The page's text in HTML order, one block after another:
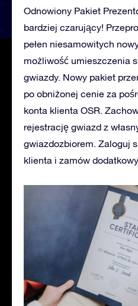
Odnowiony Pakiet
bardziej czarujący!
pełen niesamowitych
możliwość umieszczenia
gwiazdy. Nowy pakiet
po obniżonej cenie za
konta klienta OSR.
rejestrację gwiazd z
gwiazdozbiorem. Zaloguj
klienta i zamów